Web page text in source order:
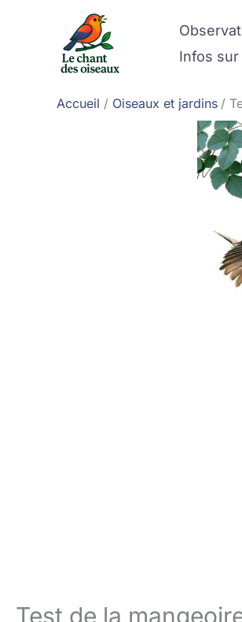
Infos
Accueil Oiseaux et jardins
Test de la